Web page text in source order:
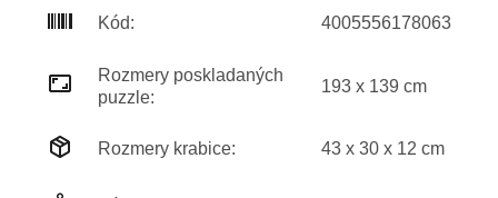
Kód: 4005556178063
Rozmery poskladaných
puzzle:
193 x 139 cm
Rozmery krabice: 43 x 30 x 12 cm